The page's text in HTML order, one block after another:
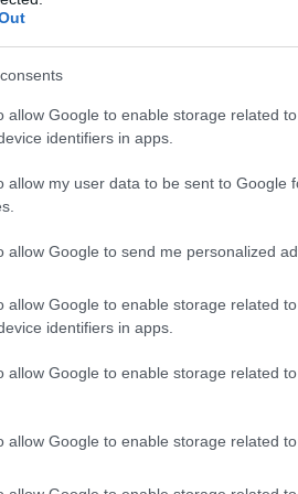
allow Google to enable storage related
identifiers in apps.
allow my user data to be sent to Google
allow Google to send me personalized
allow Google to enable storage related
identifiers in apps.
allow Google to enable storage related
allow Google to enable storage related
Βίντεο: Όταν ο
τράπεζες χρεώνουν
16.04.2026 | 09:17